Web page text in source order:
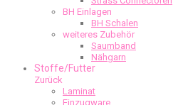
BH Einlagen
BH Schalen
weiteres Zubehör
Saumband
Nähgarn
Stoffe/Futter
Zurück
Laminat
Einzugware